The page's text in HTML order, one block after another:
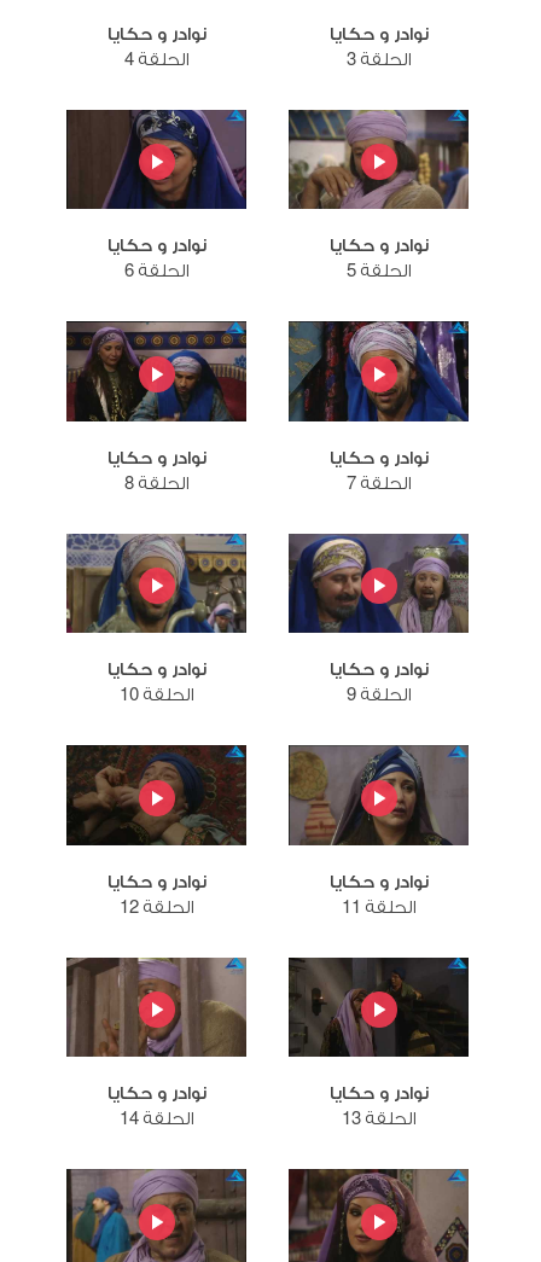
نوادر و حكايا
الحلقة 3
نوادر و حكايا
الحلقة 4
نوادر و حكايا
الحلقة 5
نوادر و حكايا
الحلقة 6
نوادر و حكايا
الحلقة 7
نوادر و حكايا
الحلقة 8
نوادر و حكايا
الحلقة 9
نوادر و حكايا
الحلقة 10
نوادر و حكايا
الحلقة 11
نوادر و حكايا
الحلقة 12
نوادر و حكايا
الحلقة 13
نوادر و حكايا
الحلقة 14